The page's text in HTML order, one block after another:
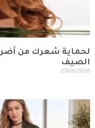
لحماية شعرك من أضرار
الصيف
27/06/2026